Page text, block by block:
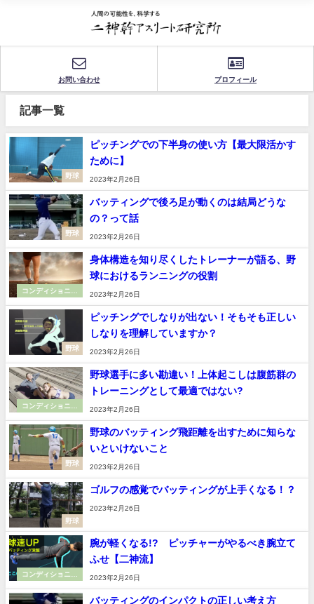
お問い合わせ プロフィール
記事一覧
野球
ピッチングでの下半身の使い方【最大限活かす
ために】
2023年2月26日
野球
バッティングで後ろ足が動くのは結局どうな
の？って話
2023年2月26日
コンディショニン
身体構造を知り尽くしたトレーナーが語る、野
球におけるランニングの役割
2023年2月26日
野球
ピッチングでしなりが出ない！そもそも正しい
しなりを理解していますか？
2023年2月26日
コンディショニン
野球選手に多い勘違い！上体起こしは腹筋群の
トレーニングとして最適ではない?
2023年2月26日
野球
野球のバッティング飛距離を出すために知らな
いといけないこと
2023年2月26日
野球
ゴルフの感覚でバッティングが上手くなる！？
2023年2月26日
コンディショニン
腕が軽くなる!? ピッチャーがやるべき腕立て
ふせ【二神流】
2023年2月26日
バッティングのインパクトの正しい考え方